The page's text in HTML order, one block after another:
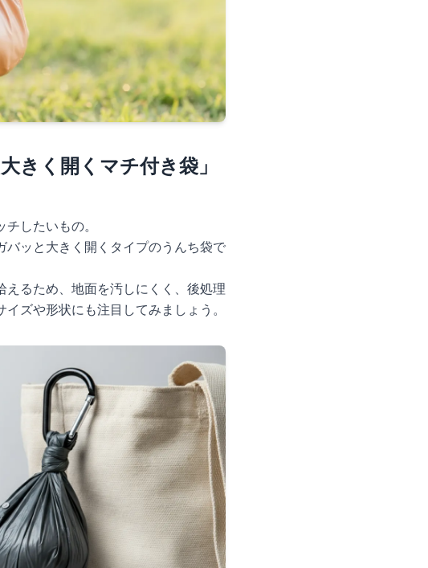
きく開くマチ付き袋」
したいもの。
ッと大きく開くタイプのうんち袋で
るため、地面を汚しにくく、後処理
ズや形状にも注目してみましょう。